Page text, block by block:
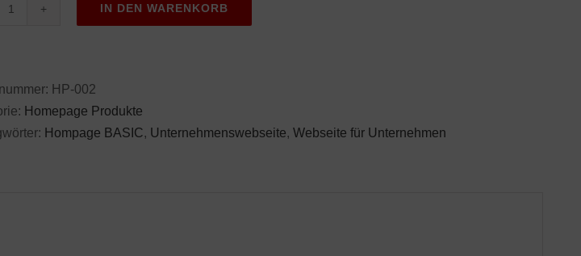
IN DEN WARENKORB
HP-002
Homepage Produkte
Hompage BASIC, Unternehmenswebseite, Webseite für Unternehmen